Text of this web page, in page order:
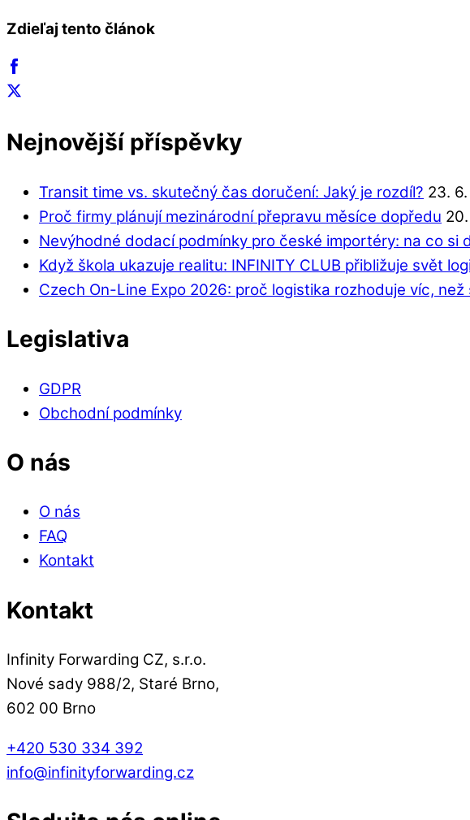
Zdieľaj tento článok
Nejnovější příspěvky
Transit time vs. skutečný čas doručení: Jaký je rozdíl? 23.
Proč firmy plánují mezinárodní přepravu měsíce dopředu
Nevýhodné dodací podmínky pro české importéry: na co si
Když škola ukazuje realitu: INFINITY CLUB přibližuje svět
Czech On-Line Expo 2026: proč logistika rozhoduje víc, než
Legislativa
GDPR
Obchodní podmínky
O nás
O nás
FAQ
Kontakt
Kontakt
Infinity Forwarding CZ, s.r.o.
Nové sady 988/2, Staré Brno,
602 00 Brno
+420 530 334 392
info@infinityforwarding.cz